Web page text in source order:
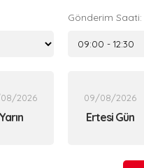
Gönderim Saati:
2026
Yarın
09/08/2026
Ertesi Gün